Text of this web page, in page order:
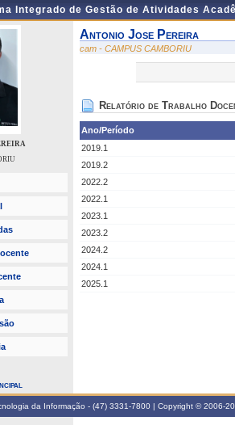
Integrado de Gestão de Atividades
Antonio Jose Pereira
cam - CAMPUS CAMBORIU
Relatório de Trabalho
Ano/Período
2019.1
2019.2
2022.2
2022.1
2023.1
2023.2
2024.2
2024.1
2025.1
da Informação - (47) 3331-7800 | Copyright © 2006-